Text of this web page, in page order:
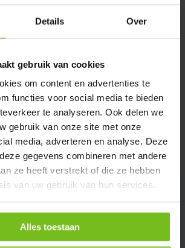
Details Over
gebruik van cookies
om content en advertenties te
functies voor social media te bieden
te analyseren. Ook delen we
gebruik van onze site met onze
media, adverteren en analyse. Deze
gegevens combineren met andere
ze heeft verstrekt of die ze hebben
van uw gebruik van hun services.
Alles toestaan